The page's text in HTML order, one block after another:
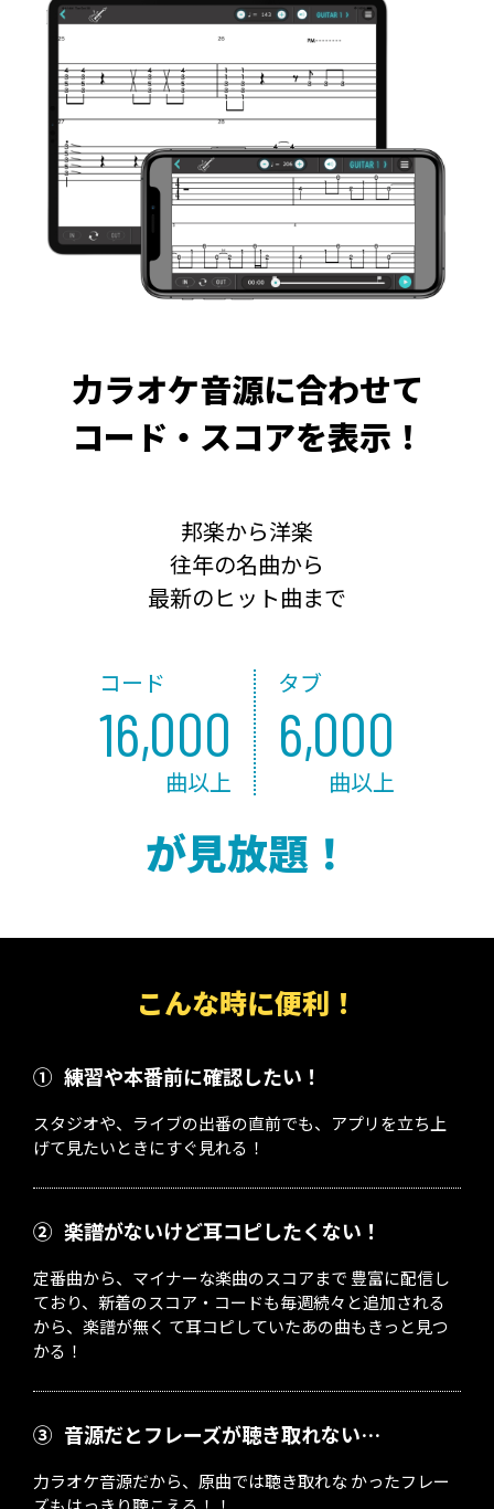
力ラオケ音源に合わせて
コード・スコアを表示！
邦楽から洋楽
往年の名曲から
最新のヒット曲まで
コード
16,000
曲以上
タブ
6,000
曲以上
が見放題！
こんな時に便利！
① 練習や本番前に確認したい！
スタジオや、ライブの出番の直前でも、アプリを立ち上
げて見たいときにすぐ見れる！
② 楽譜がないけど耳コピしたくない！
定番曲から、マイナーな楽曲のスコアまで 豊富に配信し
ており、新着のスコア・コードも毎週続々と追加される
から、楽譜が無く て耳コピしていたあの曲もきっと見つ
かる！
③ 音源だとフレーズが聴き取れない…
力ラオケ音源だから、原曲では聴き取れな かったフレー